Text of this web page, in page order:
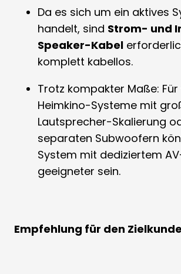
Da es sich um ein aktives
handelt, sind Strom- und
Speaker-Kabel
komplett kabellos.
Trotz kompakter Maße:
Heimkino-Systeme mit
Lautsprecher-Skalierung
separaten Subwoofern
System mit dediziertem
geeigneter sein.
Empfehlung für den